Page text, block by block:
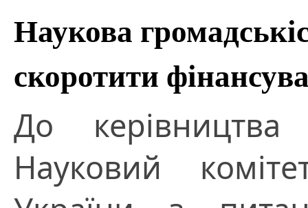
Наукова
скоротити
До
Науковий